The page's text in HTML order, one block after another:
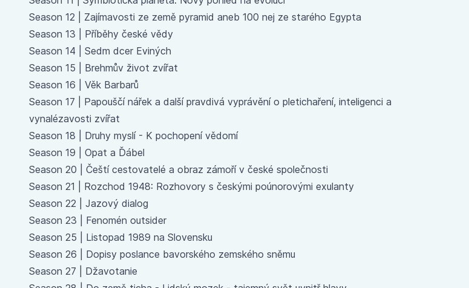
Season 12 | Zajímavosti ze země pyramid aneb 100 nej ze starého Egypta
Season 13 | Příběhy české vědy
Season 14 | Sedm dcer Eviných
Season 15 | Brehmův život zvířat
Season 16 | Věk Barbarů
Season 17 | Papouščí nářek a další pravdivá vyprávění o pletichaření, inteligenci a
vynalézavosti zvířat
Season 18 | Druhy myslí - K pochopení vědomí
Season 19 | Opat a Ďábel
Season 20 | Čeští cestovatelé a obraz zámoří v české společnosti
Season 21 | Rozchod 1948: Rozhovory s českými poúnorovými exulanty
Season 22 | Jazový dialog
Season 23 | Fenomén outsider
Season 25 | Listopad 1989 na Slovensku
Season 26 | Dopisy poslance bavorského zemského sněmu
Season 27 | Džavotanie